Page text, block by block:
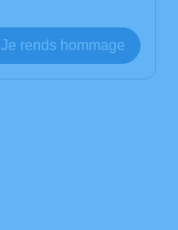
Je rends hommage